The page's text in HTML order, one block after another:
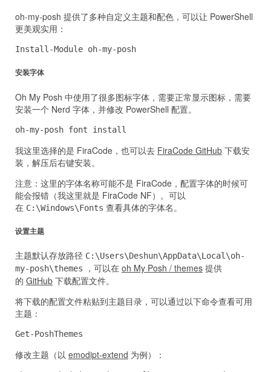
oh-my-posh 提供了多种自定义主题和配色，可以让 PowerShell
更美观实用：
Install-Module oh-my-posh
安装字体
Oh My Posh 中使用了很多图标字体，需要正常显示图标，需要
安装一个 Nerd 字体，并修改 PowerShell 配置。
oh-my-posh font install
我这里选择的是 FiraCode，也可以去 FiraCode GitHub 下载安
装，解压后右键安装。
注意：这里的字体名称可能不是 FiraCode，配置字体的时候可
能会报错（我这里就是 FiraCode NF）。可以
在 C:\Windows\Fonts 查看具体的字体名。
设置主题
主题默认存放路径 C:\Users\Deshun\AppData\Local\oh-
my-posh\themes
，可以在 oh My Posh / themes 提供
的 GitHub 下载配置文件。
将下载的配置文件粘贴到主题目录，可以通过以下命令查看可用
主题：
Get-PoshThemes
修改主题（以 emodipt-extend 为例）：